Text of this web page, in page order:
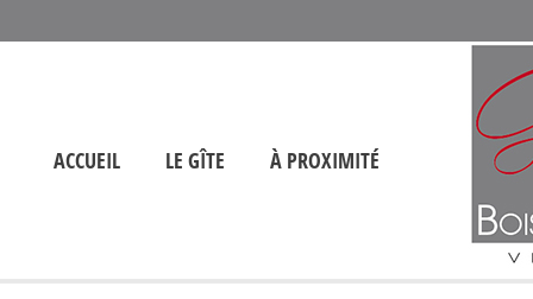
ACCUEIL LE GÎTE À PROXIMITÉ